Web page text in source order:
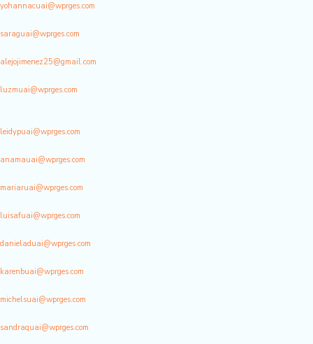
yohannacuai@wprges.com
saraguai@wprges.com
alejojimenez25@gmail.com
luzmuai@wprges.com
leidypuai@wprges.com
anamauai@wprges.com
mariaruai@wprges.com
luisafuai@wprges.com
danieladuai@wprges.com
karenbuai@wprges.com
michelsuai@wprges.com
sandraquai@wprges.com